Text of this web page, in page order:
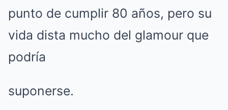
punto de cumplir 80 años, pero su
vida dista mucho del glamour que
podría
suponerse.